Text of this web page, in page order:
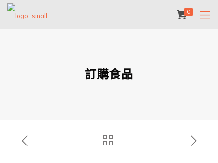
0
訂購食品